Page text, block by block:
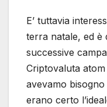
E’ tuttavia
terra natale, ed è
successive
Criptovaluta
avevamo
erano certo